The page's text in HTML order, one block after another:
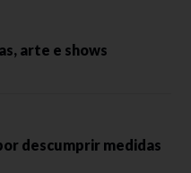
arte e shows
descumprir medidas